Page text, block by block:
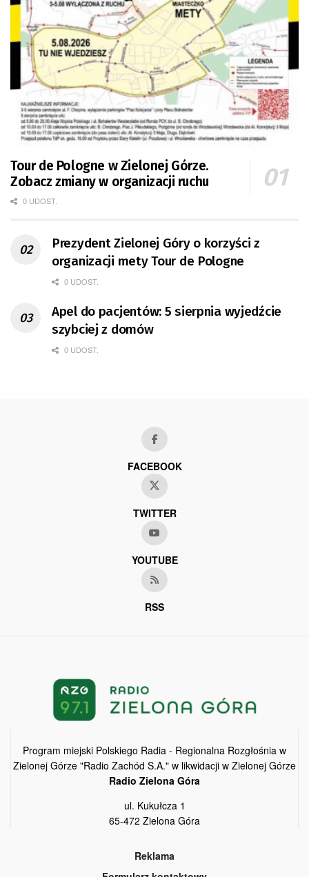
Tour de Pologne w Zielonej Górze.
Zobacz zmiany w organizacji ruchu
0 UDOST.
Prezydent Zielonej Góry o korzyści z
organizacji mety Tour de Pologne
0 UDOST.
Apel do pacjentów: 5 sierpnia wyjedźcie
szybciej z domów
0 UDOST.
FACEBOOK
TWITTER
YOUTUBE
RSS
Program miejski Polskiego Radia - Regionalna Rozgłośnia w
Zielonej Górze "Radio Zachód S.A." w likwidacji w Zielonej Górze
Radio Zielona Góra
ul. Kukułcza 1
65-472 Zielona Góra
Reklama